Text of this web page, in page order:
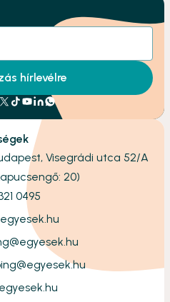
hírlevélre
Visegrádi utca 52/A
20)
0495